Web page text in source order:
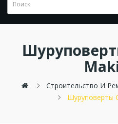
Строительство И
Шуруповерты